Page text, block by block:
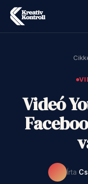
Videó
Írta